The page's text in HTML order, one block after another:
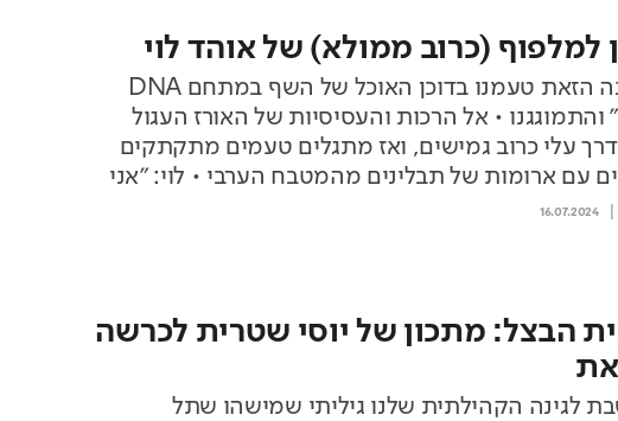
למלפוף (כרוב ממולא) של אוהד לוי
את המנה הזאת טעמנו בדוכן האוכל של השף במתחם DNA
והתמוגגנו • אל הרכות והעסיסיות של האורז העגול
דרך עלי כרוב גמישים, ואז מתגלים טעמים מתקתקים
עם ארומות של תבלינים מהמטבח הערבי • לוי: "אני
את הממולאים של השף האגדי רוברט קלוגר והמתכון
16.07.2024
הבצל: מתכון של יוסי שטרית לכרשה
לגינה הקהילתית שלנו גיליתי שמישהו שתל